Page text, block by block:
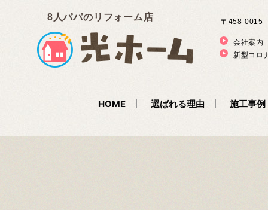
8人パパのリフォーム店
会社案内
新型コロ
〒458-0015
HOME 選ばれる理由 施工事例